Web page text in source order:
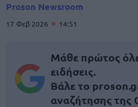
Proson Newsroom
17 Φεβ 2026 14:51
Μάθε πρώτος
ειδήσεις.
Βάλε το
αναζήτησης της